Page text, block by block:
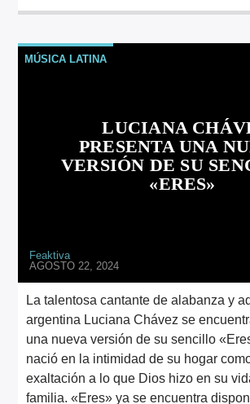
MÚSICA LATINA
LUCIANA
PRESENTA UNA
VERSIÓN DE SU
«ERES»
Feaktiva
AGOSTO 22, 2024
La talentosa cantante de alabanza y
argentina Luciana Chávez se
una nueva versión de su sencillo
nació en la intimidad de su hogar
exaltación a lo que Dios hizo en su
familia. «Eres» ya se encuentra